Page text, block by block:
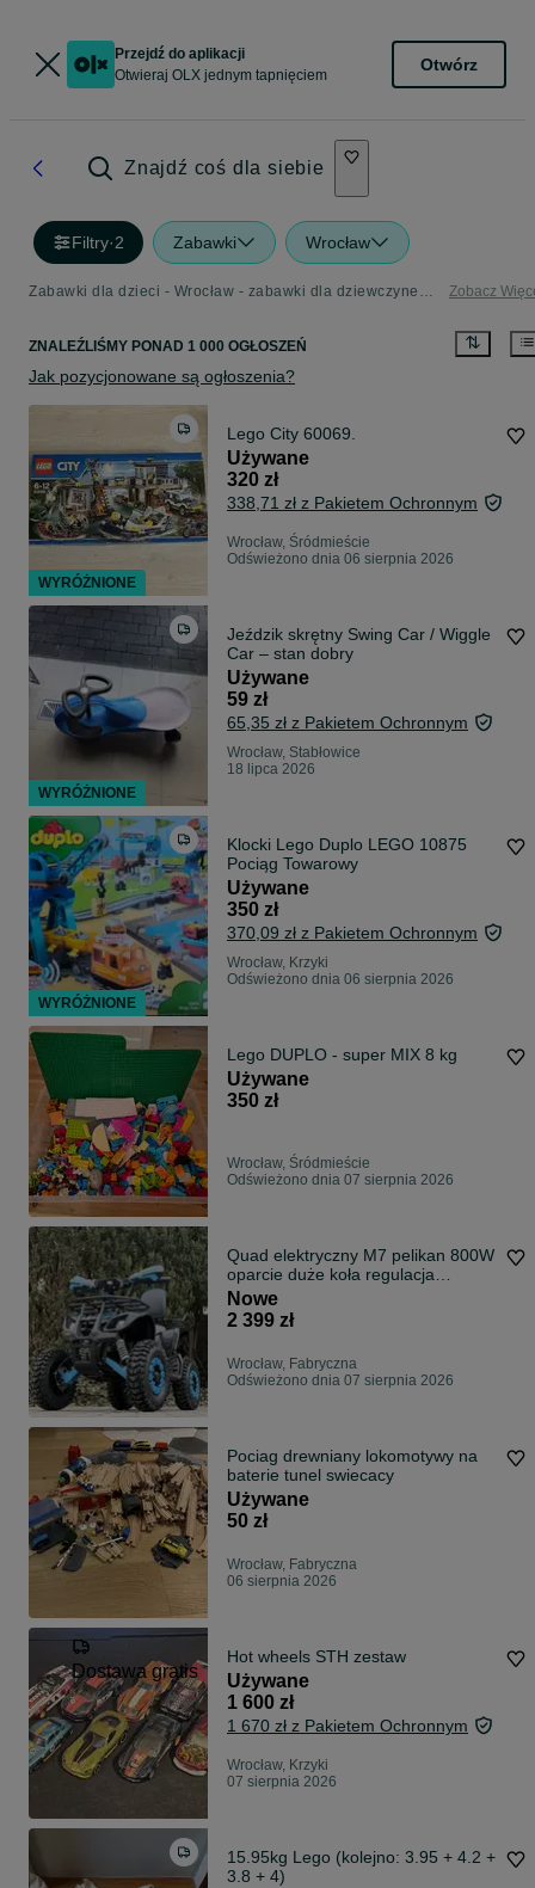
Przejdź do aplikacji
Otwieraj OLX jednym tapnięciem
Otwórz
Znajdź coś dla siebie
Filtry·2 Zabawki Wrocław
Zabawki dla dzieci - Wrocław - zabawki dla dziewczynek i chłopców w Twojej okolicy Zobacz
ZNALEŹLIŚMY PONAD 1 000 OGŁOSZEŃ
Jak pozycjonowane są ogłoszenia?
Lego City 60069.
Używane
320 zł
338,71 zł z Pakietem Ochronnym
Wrocław, Śródmieście
Odświeżono dnia 06 sierpnia 2026
Jeździk skrętny Swing Car / Wiggle
Car – stan dobry
Używane
59 zł
65,35 zł z Pakietem Ochronnym
Wrocław, Stabłowice
18 lipca 2026
Klocki Lego Duplo LEGO 10875
Pociąg Towarowy
Używane
350 zł
370,09 zł z Pakietem Ochronnym
Wrocław, Krzyki
Odświeżono dnia 06 sierpnia 2026
Lego DUPLO - super MIX 8 kg
Używane
350 zł
Wrocław, Śródmieście
Odświeżono dnia 07 sierpnia 2026
Quad elektryczny M7 pelikan 800W
oparcie duże koła regulacja
prędkości raty dotawa
Nowe
2 399 zł
Wrocław, Fabryczna
Odświeżono dnia 07 sierpnia 2026
Pociag drewniany lokomotywy na
baterie tunel swiecacy
Używane
50 zł
Wrocław, Fabryczna
06 sierpnia 2026
Dostawa gratis
Hot wheels STH zestaw
Używane
1 600 zł
1 670 zł z Pakietem Ochronnym
Wrocław, Krzyki
07 sierpnia 2026
15.95kg Lego (kolejno: 3.95 + 4.2 +
3.8 + 4)
WYRÓŻNIONE
WYRÓŻNIONE
WYRÓŻNIONE